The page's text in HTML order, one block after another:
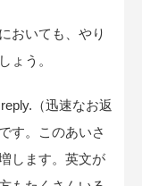
おいても、やり
ょう。
（迅速なお返
す。このあいさ
します。英文が